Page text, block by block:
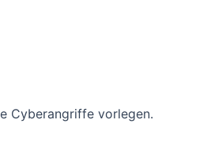
Cyberangriffe vorlegen.